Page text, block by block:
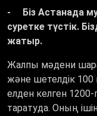
- Біз Астанада
суретке түстік.
жатыр.
Жалпы мәдени
және шетелдік 100
елден келген
таратуда. Оның